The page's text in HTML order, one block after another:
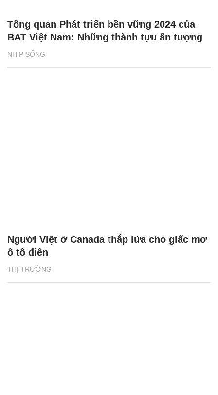
NHỊP SỐNG
Tổng quan Phát triển bền vững 2024 của
BAT Việt Nam: Những thành tựu ấn tượng
THỊ TRƯỜNG
Người Việt ở Canada thắp lửa cho giấc mơ
ô tô điện